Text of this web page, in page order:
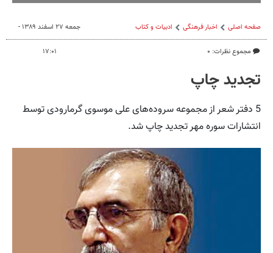
صفحه اصلی اخبار فرهنگی ادبیات و کتاب
مجموع نظرات: ۰
جمعه ۲۷ اسفند ۱۳۸۹ -
۱۷:۰۱
تجدید چاپ
5 دفتر شعر از مجموعه سروده‌های علی موسوی گرمارودی توسط
انتشارات سوره مهر تجدید چاپ شد.